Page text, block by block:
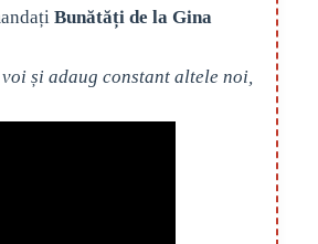
Bunătăți de la Gina
și adaug constant altele noi,